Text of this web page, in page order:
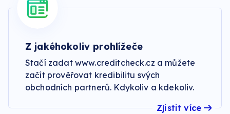
Z jakéhokoliv prohlížeče
Stačí zadat www.creditcheck.cz a můžete
začít prověřovat kredibilitu svých
obchodních partnerů. Kdykoliv a kdekoliv.
Zjistit více